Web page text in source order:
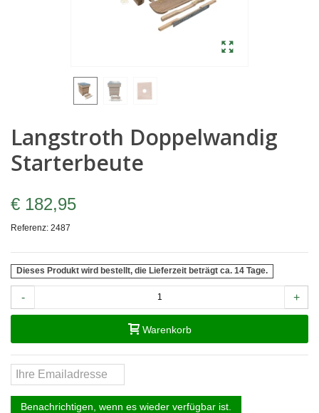
Langstroth Doppelwandig
Starterbeute
€ 182,95
Referenz: 2487
Dieses Produkt wird bestellt, die Lieferzeit beträgt ca. 14 Tage.
- +
Warenkorb
Benachrichtigen, wenn es wieder verfügbar ist.